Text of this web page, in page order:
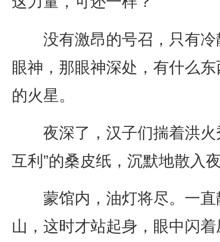
没有激昂的号召，只有冷
眼神，那眼神深处，有什么
的火星。
夜深了，汉子们揣着洪火
互利”的桑皮纸，沉默地散入
蒙馆内，油灯将尽。一直
山，这时才站起身，眼中闪